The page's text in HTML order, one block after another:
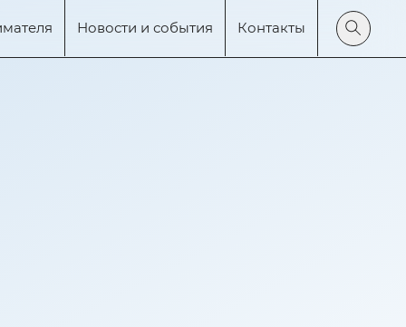
Новости и события Контакты
Поиск